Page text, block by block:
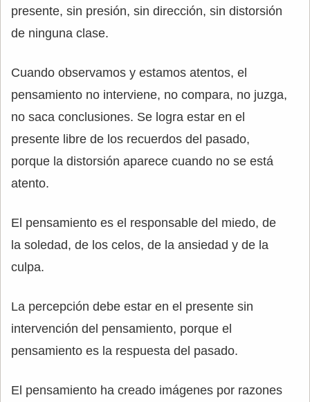
presente, sin presión, sin dirección, sin distorsión
de ninguna clase.
Cuando observamos y estamos atentos, el
pensamiento no interviene, no compara, no juzga,
no saca conclusiones. Se logra estar en el
presente libre de los recuerdos del pasado,
porque la distorsión aparece cuando no se está
atento.
El pensamiento es el responsable del miedo, de
la soledad, de los celos, de la ansiedad y de la
culpa.
La percepción debe estar en el presente sin
intervención del pensamiento, porque el
pensamiento es la respuesta del pasado.
El pensamiento ha creado imágenes por razones